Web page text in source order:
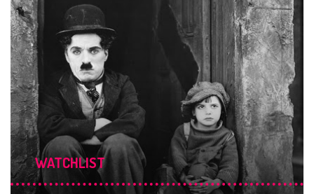
WATCHLIST